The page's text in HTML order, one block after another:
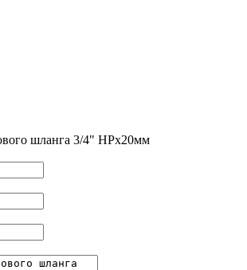
шланга 3/4" НРх20мм